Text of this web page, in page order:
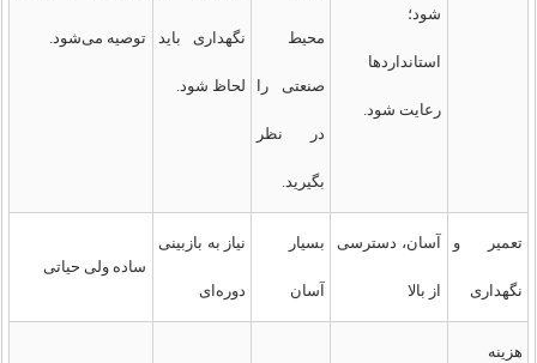
شود؛
استانداردها
رعایت شود.
محیط
صنعتی را
در نظر
بگیرید.
نگهداری باید
لحاظ شود.
توصیه می‌شود.
تعمیر و
نگهداری
آسان، دسترسی
از بالا
بسیار
آسان
نیاز به بازبینی
دوره‌ای
ساده ولی حیاتی
هزینه